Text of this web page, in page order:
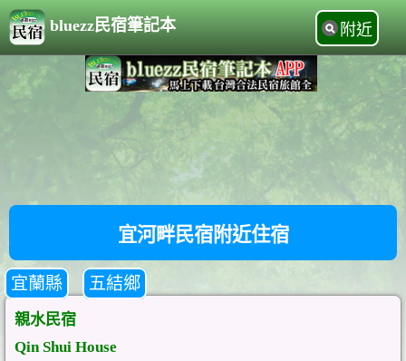
bluezz民宿筆記本 附近
宜河畔民宿附近住宿
宜蘭縣 五結鄉
親水民宿
Qin Shui House